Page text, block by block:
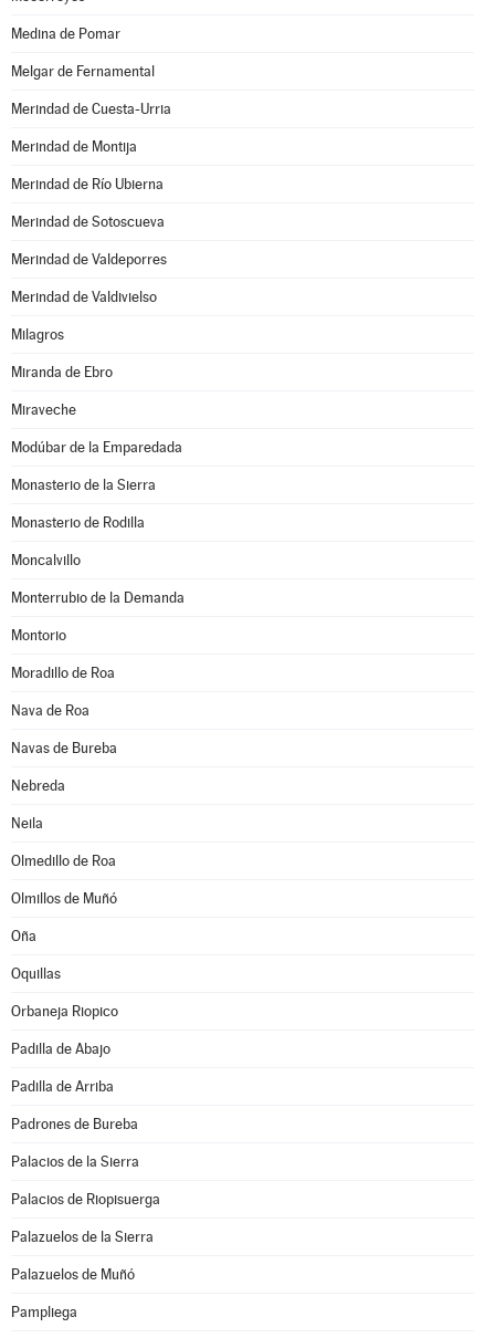
Medina de Pomar
Melgar de Fernamental
Merindad de Cuesta-Urria
Merindad de Montija
Merindad de Río Ubierna
Merindad de Sotoscueva
Merindad de Valdeporres
Merindad de Valdivielso
Milagros
Miranda de Ebro
Miraveche
Modúbar de la Emparedada
Monasterio de la Sierra
Monasterio de Rodilla
Moncalvillo
Monterrubio de la Demanda
Montorio
Moradillo de Roa
Nava de Roa
Navas de Bureba
Nebreda
Neila
Olmedillo de Roa
Olmillos de Muñó
Oña
Oquillas
Orbaneja Riopico
Padilla de Abajo
Padilla de Arriba
Padrones de Bureba
Palacios de la Sierra
Palacios de Riopisuerga
Palazuelos de la Sierra
Palazuelos de Muñó
Pampliega